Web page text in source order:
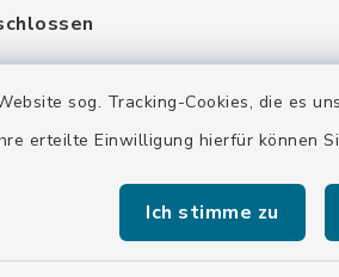
sog. Tracking-Cookies, die es
erteilte Einwilligung hierfür können
Ich stimme zu
13.00 Uhr
19.00 Uhr